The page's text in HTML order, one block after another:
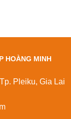
HOÀNG MINH
Pleiku, Gia Lai